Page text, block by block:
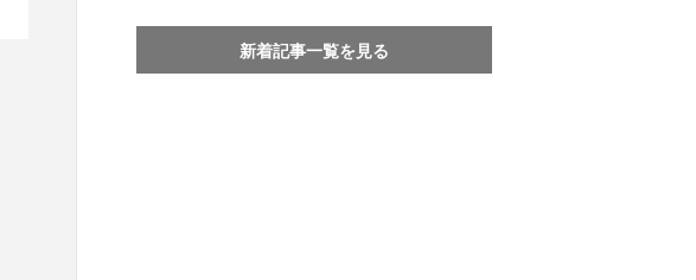
新着記事一覧を見る